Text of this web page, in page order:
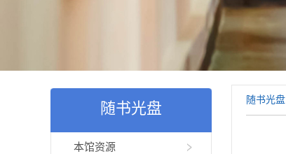
随书光盘
本馆资源
随书光盘